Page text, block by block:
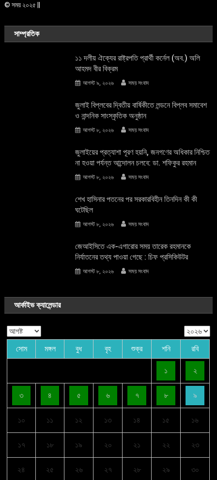
© সময় ২০২৫ ||
সাম্প্রতিক
১১ দলীয় ঐক্যের রাষ্ট্রপতি প্রার্থী কর্নেল (অব.) অলি
আহমদ বীর বিক্রম
আগস্ট ৯, ২০২৬ সময় সংবাদ
জুলাই বিপ্লবের দ্বিতীয় বার্ষিকীতে লন্ডনে বিপ্লব সমাবেশ
ও নান্দনিক সাংস্কৃতিক অনুষ্ঠান
আগস্ট ৮, ২০২৬ সময় সংবাদ
জুলাইয়ের প্রত্যাশা পূরণ হয়নি, জনগণের অধিকার নিশ্চিত
না হওয়া পর্যন্ত আন্দোলন চলবে: ডা. শফিকুর রহমান
আগস্ট ৮, ২০২৬ সময় সংবাদ
শেখ হাসিনার পতনের পর সরকারবিহীন তিনদিন কী কী
ঘটেছিল
আগস্ট ৮, ২০২৬ সময় সংবাদ
জেআইসিতে এক-এগারোর সময় তারেক রহমানকে
নির্যাতনের তথ্য পাওয়া গেছে : চিফ প্রসিকিউটর
আগস্ট ৮, ২০২৬ সময় সংবাদ
আর্কাইভ ক্যালেন্ডার
সোম মঙ্গল বুধ বৃহ শুক্র শনি রবি
১ ২
৩ ৪ ৫ ৬ ৭ ৮ ৯
১০ ১১ ১২ ১৩ ১৪ ১৫ ১৬
১৭ ১৮ ১৯ ২০ ২১ ২২ ২৩
২৪ ২৫ ২৬ ২৭ ২৮ ২৯ ৩০